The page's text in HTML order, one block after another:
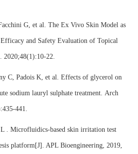
G, et al. The Ex Vivo Skin Model as
and Safety Evaluation of Topical
2020;48(1):10-22.
C, Padois K, et al. Effects of glycerol on
sodium lauryl sulphate treatment. Arch
441.
. Microfluidics-based skin irritation test
platform[J]. APL Bioengineering, 2019,